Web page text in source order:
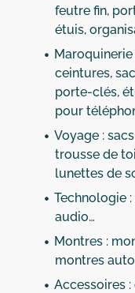
feutre fin,
étuis,
ceintures,
porte-clés,
pour
Voyage :
trousse de
lunettes de
Technologie
audio…
Montres :
montres
Accessoires